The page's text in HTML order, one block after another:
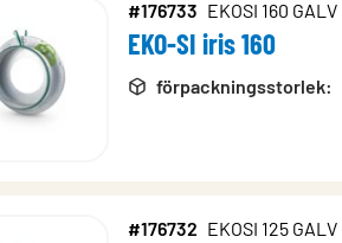
#176733 EKOSI 160 GALV
EKO-SI iris 160
förpackningsstorlek:
#176732 EKOSI 125 GALV